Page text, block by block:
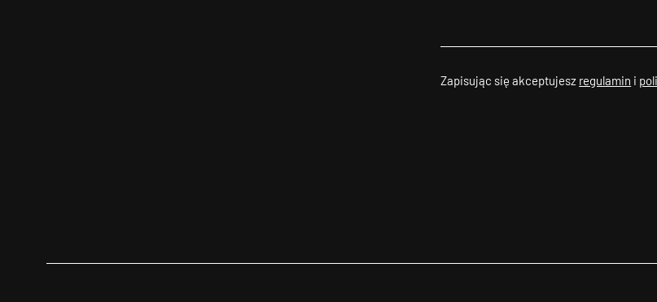
Zapisując się akceptujesz regulamin i